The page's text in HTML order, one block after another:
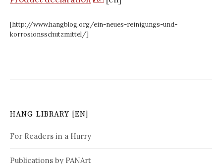
[http://www.hangblog.org/ein-neues-reinigungs-und-
korrosionsschutzmittel/]
HANG LIBRARY [EN]
For Readers in a Hurry
Publications by PANArt